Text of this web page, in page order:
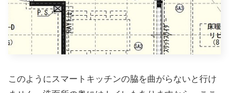
このようにスマートキッチンの脇を曲がらないと行け